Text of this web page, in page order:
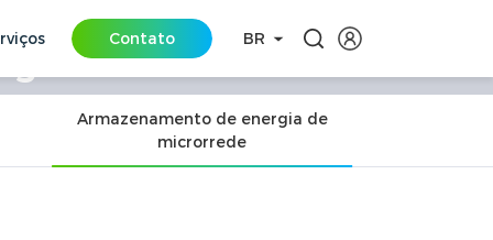
Contato BR
C&I
Armazenamento de energia de
microrrede